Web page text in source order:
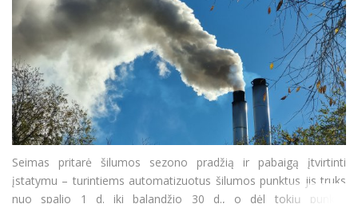
Seimas pritarė šilumos sezono pradžią ir pabaigą įtvirtinti
įstatymu – turintiems automatizuotus šilumos punktus jis truks
nuo spalio 1 d. iki balandžio 30 d., o dėl tokių punktų